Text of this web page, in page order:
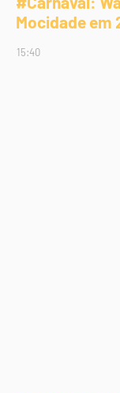
Mocidade em
15:40